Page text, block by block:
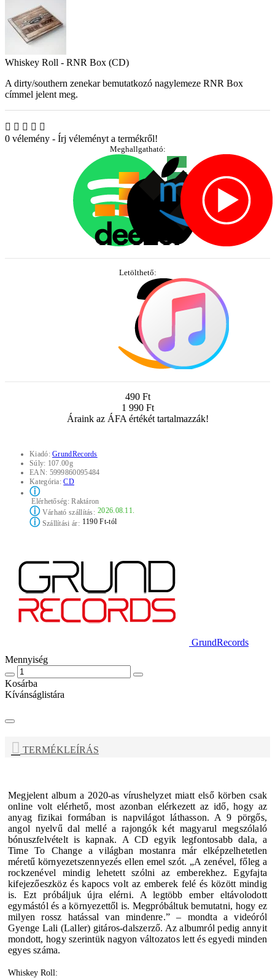
Whiskey Roll - RNR Box (CD)
A dirty/southern zenekar bemutatkozó nagylemeze RNR Box
címmel jelent meg.
0 vélemény - Írj véleményt a termékről!
Meghallgatható:
Letölthető:
490 Ft
1 990 Ft
Áraink az ÁFA értékét tartalmazzák!
Kiadó:GrundRecords
Súly: 107.00g
EAN: 5999860095484
Kategória:CD
ⓘ
Elérhetőség:Raktáron
ⓘVárható szállítás: 2026.08.11.
ⓘSzállítási ár: 1190 Ft-tól
GrundRecords
Mennyiség
Kosárba
Kívánságlistára
TERMÉKLEÍRÁS
Megjelent album a 2020-as vírushelyzet miatt első körben csak
online volt elérhető, most azonban elérkezett az idő, hogy az
anyag fizikai formában is napvilágot láthasson. A 9 pörgős,
angol nyelvű dal mellé a rajongók két magyarul megszólaló
bónuszfelvételt is kapnak. A CD egyik legfontosabb dala, a
Time To Changea világban mostanra már elképzelhetetlen
méretű környezetszennyezés ellen emel szót. „A zenével, főleg a
rockzenével mindig lehetett szólni az emberekhez. Egyfajta
kifejezőeszköz és kapocs volt az emberek felé és között mindig
is. Ezt próbáljuk újra elérni. A legtöbb ember eltávolodott
egymástól és a környezettől is. Megpróbáltuk bemutatni, hogy ez
milyen rossz hatással van mindenre.” – mondta a videóról
Gyenge Lali (Laller) gitáros-dalszerző. Az albumról pedig annyit
mondott, hogy szerintük nagyon változatos lett és egyedi minden
egyes száma.
Whiskey Roll: